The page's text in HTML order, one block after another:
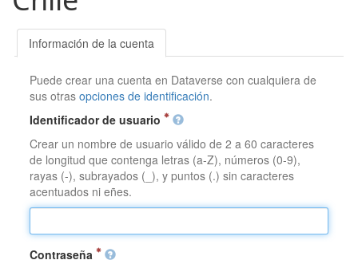
Información de la cuenta
Puede crear una cuenta en Dataverse con cualquiera de
sus otrasopciones de identificación.
Identificador de usuario
Crear un nombre de usuario válido de 2 a 60 caracteres
de longitud que contenga letras (a-Z), números (0-9),
rayas (-), subrayados (_), y puntos (.) sin caracteres
acentuados ni eñes.
Contraseña